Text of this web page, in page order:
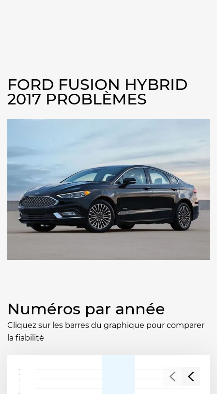
FORD FUSION HYBRID
2017 PROBLÈMES
Numéros par année
Cliquez sur les barres du graphique pour comparer
la fiabilité